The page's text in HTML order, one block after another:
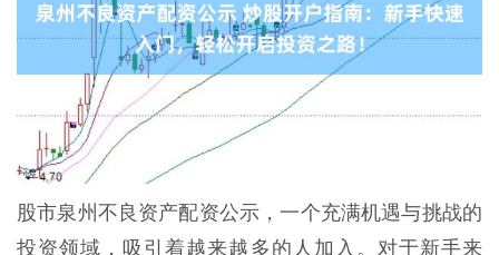
股市泉州不良资产配资公示，一个充满机遇与挑战的
投资领域，吸引着越来越多的人加入。对于新手来